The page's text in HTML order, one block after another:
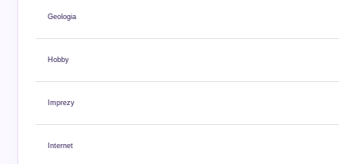
Geologia
Hobby
Imprezy
Internet